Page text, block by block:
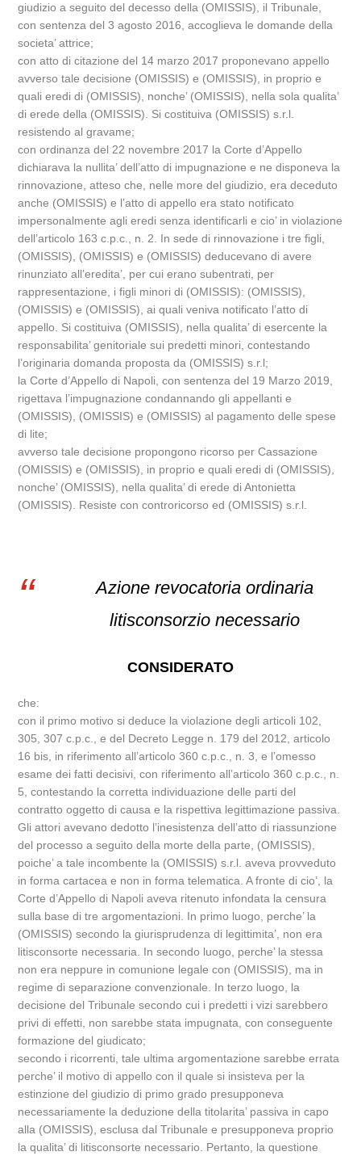
giudizio a seguito del decesso della (OMISSIS), il Tribunale,
con sentenza del 3 agosto 2016, accoglieva le domande della
societa’ attrice;
con atto di citazione del 14 marzo 2017 proponevano appello
avverso tale decisione (OMISSIS) e (OMISSIS), in proprio e
quali eredi di (OMISSIS), nonche’ (OMISSIS), nella sola qualita’
di erede della (OMISSIS). Si costituiva (OMISSIS) s.r.l.
resistendo al gravame;
con ordinanza del 22 novembre 2017 la Corte d’Appello
dichiarava la nullita’ dell’atto di impugnazione e ne disponeva la
rinnovazione, atteso che, nelle more del giudizio, era deceduto
anche (OMISSIS) e l’atto di appello era stato notificato
impersonalmente agli eredi senza identificarli e cio’ in violazione
dell’articolo 163 c.p.c., n. 2. In sede di rinnovazione i tre figli,
(OMISSIS), (OMISSIS) e (OMISSIS) deducevano di avere
rinunziato all’eredita’, per cui erano subentrati, per
rappresentazione, i figli minori di (OMISSIS): (OMISSIS),
(OMISSIS) e (OMISSIS), ai quali veniva notificato l’atto di
appello. Si costituiva (OMISSIS), nella qualita’ di esercente la
responsabilita’ genitoriale sui predetti minori, contestando
l’originaria domanda proposta da (OMISSIS) s.r.l;
la Corte d’Appello di Napoli, con sentenza del 19 Marzo 2019,
rigettava l’impugnazione condannando gli appellanti e
(OMISSIS), (OMISSIS) e (OMISSIS) al pagamento delle spese
di lite;
avverso tale decisione propongono ricorso per Cassazione
(OMISSIS) e (OMISSIS), in proprio e quali eredi di (OMISSIS),
nonche’ (OMISSIS), nella qualita’ di erede di Antonietta
(OMISSIS). Resiste con controricorso ed (OMISSIS) s.r.l.
Azione revocatoria ordinaria
litisconsorzio necessario
CONSIDERATO
che:
con il primo motivo si deduce la violazione degli articoli 102,
305, 307 c.p.c., e del Decreto Legge n. 179 del 2012, articolo
16 bis, in riferimento all’articolo 360 c.p.c., n. 3, e l’omesso
esame dei fatti decisivi, con riferimento all’articolo 360 c.p.c., n.
5, contestando la corretta individuazione delle parti del
contratto oggetto di causa e la rispettiva legittimazione passiva.
Gli attori avevano dedotto l’inesistenza dell’atto di riassunzione
del processo a seguito della morte della parte, (OMISSIS),
poiche’ a tale incombente la (OMISSIS) s.r.l. aveva provveduto
in forma cartacea e non in forma telematica. A fronte di cio’, la
Corte d’Appello di Napoli aveva ritenuto infondata la censura
sulla base di tre argomentazioni. In primo luogo, perche’ la
(OMISSIS) secondo la giurisprudenza di legittimita’, non era
litisconsorte necessaria. In secondo luogo, perche’ la stessa
non era neppure in comunione legale con (OMISSIS), ma in
regime di separazione convenzionale. In terzo luogo, la
decisione del Tribunale secondo cui i predetti i vizi sarebbero
privi di effetti, non sarebbe stata impugnata, con conseguente
formazione del giudicato;
secondo i ricorrenti, tale ultima argomentazione sarebbe errata
perche’ il motivo di appello con il quale si insisteva per la
estinzione del giudizio di primo grado presupponeva
necessariamente la deduzione della titolarita’ passiva in capo
alla (OMISSIS), esclusa dal Tribunale e presupponeva proprio
la qualita’ di litisconsorte necessario. Pertanto, la questione